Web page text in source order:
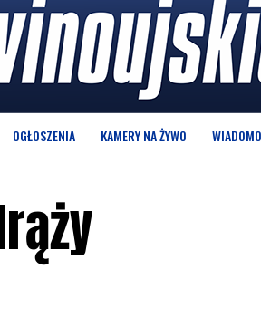
OGŁOSZENIA KAMERY NA ŻYWO